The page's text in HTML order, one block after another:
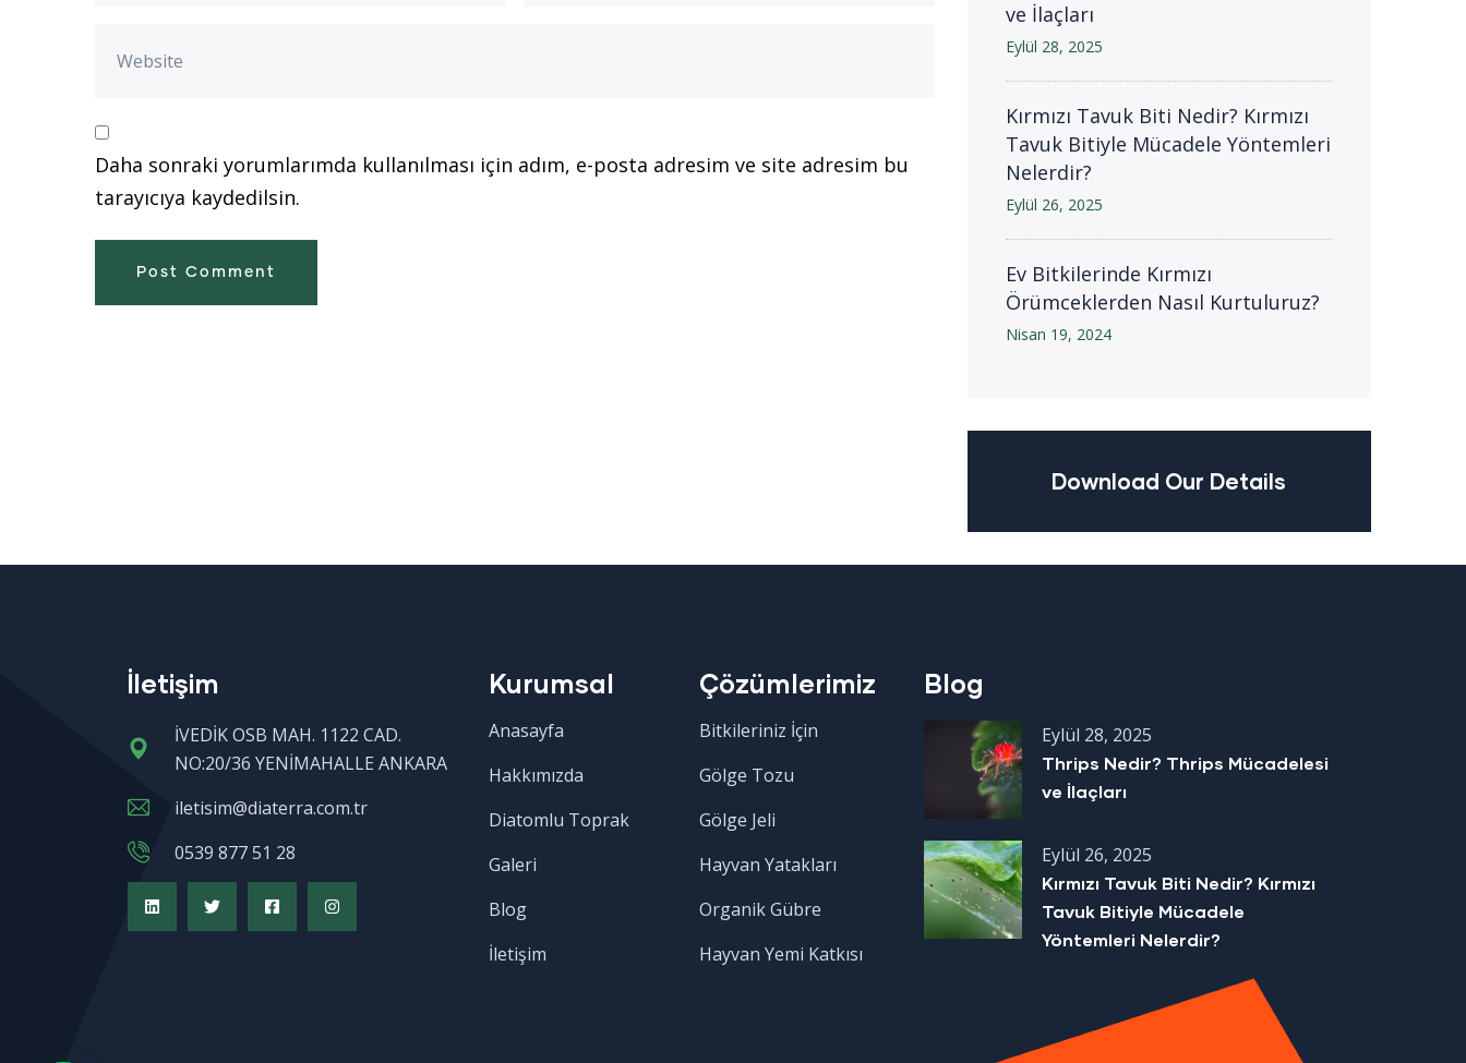
Daha sonraki yorumlarımda kullanılması için adım, e-posta adresim ve site adresim bu
tarayıcıya kaydedilsin.
ve İlaçları
Eylül 28, 2025
Kırmızı Tavuk Biti Nedir? Kırmızı
Tavuk Bitiyle Mücadele Yöntemleri
Nelerdir?
Eylül 26, 2025
Ev Bitkilerinde Kırmızı
Örümceklerden Nasıl Kurtuluruz?
Nisan 19, 2024
Download Our Details
İletişim
İVEDİK OSB MAH. 1122 CAD.
NO:20/36 YENİMAHALLE ANKARA
iletisim@diaterra.com.tr
0539 877 51 28
Kurumsal
Anasayfa
Hakkımızda
Diatomlu Toprak
Galeri
Blog
İletişim
Çözümlerimiz
Bitkileriniz İçin
Gölge Tozu
Gölge Jeli
Hayvan Yatakları
Organik Gübre
Hayvan Yemi Katkısı
Blog
Eylül 28, 2025
Thrips Nedir? Thrips Mücadelesi
ve İlaçları
Eylül 26, 2025
Kırmızı Tavuk Biti Nedir? Kırmızı
Tavuk Bitiyle Mücadele
Yöntemleri Nelerdir?